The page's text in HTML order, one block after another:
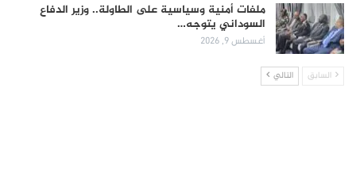
ملفات أمنية وسياسية على الطاولة.. وزير الدفاع
السوداني يتوجه…
أغسطس 9, 2026
السابق التالي